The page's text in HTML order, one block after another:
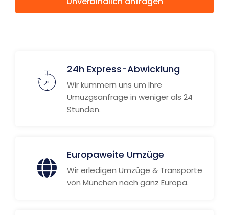
24h Express-Abwicklung
Wir kümmern uns um Ihre
Umuzgsanfrage in weniger als 24
Stunden.
Europaweite Umzüge
Wir erledigen Umzüge & Transporte
von München nach ganz Europa.